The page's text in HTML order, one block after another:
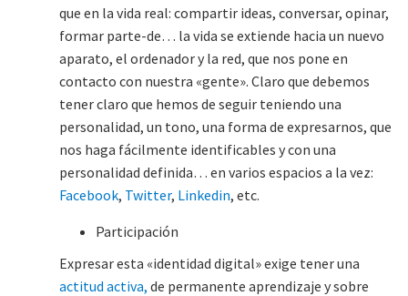
que en la vida real: compartir ideas, conversar, opinar,
formar parte-de… la vida se extiende hacia un nuevo
aparato, el ordenador y la red, que nos pone en
contacto con nuestra «gente». Claro que debemos
tener claro que hemos de seguir teniendo una
personalidad, un tono, una forma de expresarnos, que
nos haga fácilmente identificables y con una
personalidad definida… en varios espacios a la vez:
Facebook, Twitter, Linkedin, etc.
Participación
Expresar esta «identidad digital» exige tener una
actitud activa, de permanente aprendizaje y sobre